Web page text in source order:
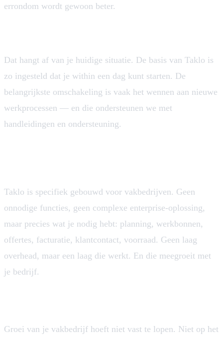
errondom wordt gewoon beter.
Dat hangt af van je huidige situatie. De basis van Taklo is
zo ingesteld dat je within een dag kunt starten. De
belangrijkste omschakeling is vaak het wennen aan nieuwe
werkprocessen — en die ondersteunen we met
handleidingen en ondersteuning.
Taklo is specifiek gebouwd voor vakbedrijven. Geen
onnodige functies, geen complexe enterprise-oplossing,
maar precies wat je nodig hebt: planning, werkbonnen,
offertes, facturatie, klantcontact, voorraad. Geen laag
overhead, maar een laag die werkt. En die meegroeit met
je bedrijf.
Groei van je vakbedrijf hoeft niet vast te lopen. Niet op het